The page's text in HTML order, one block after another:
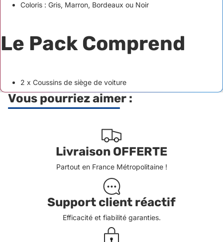
Coloris : Gris, Marron, Bordeaux ou Noir
Le Pack Comprend
2 x Coussins de siège de voiture
Vous pourriez aimer :
Livraison OFFERTE
Partout en France Métropolitaine !
Support client réactif
Efficacité et fiabilité garanties.